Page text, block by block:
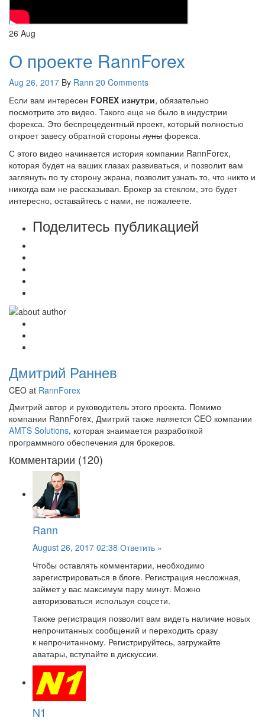
26 Aug
О проекте RannForex
Aug 26, 2017 By Rann 20 Comments
Если вам интересен FOREX изнутри, обязательно
посмотрите это видео. Такого еще не было в индустрии
форекса. Это беспрецедентный проект, который полностью
откроет завесу обратной стороны луны форекса.
С этого видео начинается история компании RannForex,
которая будет на ваших глазах развиваться, и позволит вам
заглянуть по ту сторону экрана, позволит узнать то, что никто и
никогда вам не рассказывал. Брокер за стеклом, это будет
интересно, оставайтесь с нами, не пожалеете.
Поделитесь публикацией
Дмитрий Раннев
CEO at RannForex
Дмитрий автор и руководитель этого проекта. Помимо
компании RannForex, Дмитрий также является CEO компании
AMTS Solutions, которая знаимается разработкой
программного обеспечения для брокеров.
Комментарии (120)
Rann
August 26, 2017 02:38 Ответить »
Чтобы оставлять комментарии, необходимо
зарегистрироваться в блоге. Регистрация несложная,
займет у вас максимум пару минут. Можно
авторизоваться используя соцсети.
Также регистрация позволит вам видеть наличие новых
непрочитанных сообщений и переходить сразу
к непрочитанному. Регистрируйтесь, загружайте
аватары, вступайте в дискуссии.
N1